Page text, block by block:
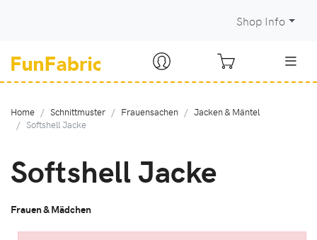
Shop Info
Home Schnittmuster Frauensachen
Jacken & Mäntel
Softshell Jacke
Softshell Jacke
Frauen & Mädchen